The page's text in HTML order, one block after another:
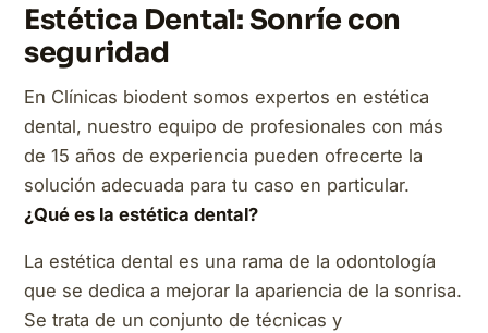
Estética Dental: Sonríe con
seguridad
En Clínicas biodent somos expertos en estética
dental, nuestro equipo de profesionales con más
de 15 años de experiencia pueden ofrecerte la
solución adecuada para tu caso en particular.
¿Qué es la estética dental?
La estética dental es una rama de la odontología
que se dedica a mejorar la apariencia de la sonrisa.
Se trata de un conjunto de técnicas y